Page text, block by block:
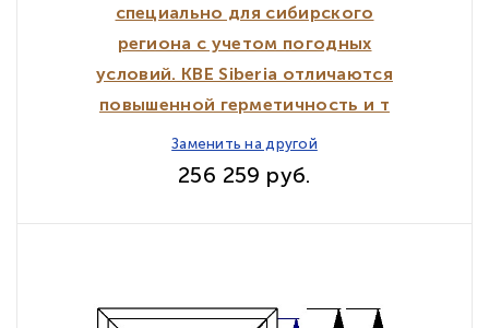
специально для сибирского
региона с учетом погодных
условий. KBE Siberia отличаются
повышенной герметичность и т
Заменить на другой
256 259 руб.